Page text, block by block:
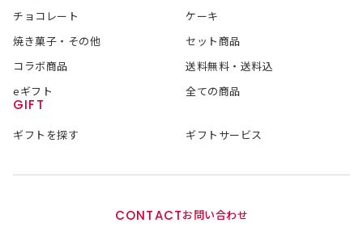
チョコレート
ケーキ
焼き菓子・その他
セット商品
コラボ商品
送料無料・送料込
eギフト
全ての商品
GIFT
ギフトを探す ギフトサービス
CONTACTお問い合わせ